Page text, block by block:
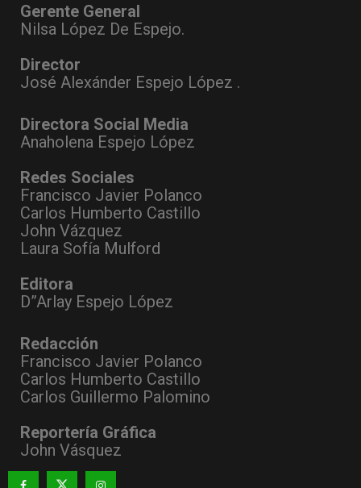
Gerente General
Nilsa López De Espejo.
Director
José Alexánder Espejo López .
Directora Social Media
Anaholena Espejo López
Redes Sociales
Francisco Javier Polanco
Carlos Humberto Castillo
John Vázquez
Laura Sofía Mulford
Editora
D”Arlay Espejo López
Redacción
Francisco Javier Polanco
Carlos Humberto Castillo
Carlos Guillermo Palomino
Reportería Gráfica
John Vásquez